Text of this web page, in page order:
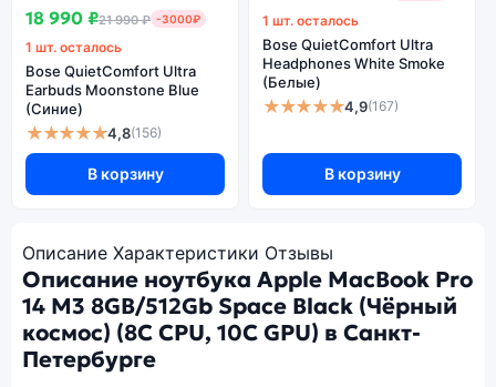
18 990 ₽21 990 ₽ -3000₽
1 шт. осталось
Bose QuietComfort Ultra
Earbuds Moonstone Blue
(Синие)
★★★★★4,8(156)
В корзину
1 шт. осталось
Bose QuietComfort Ultra
Headphones White Smoke
(Белые)
★★★★★4,9(167)
В корзину
Описание Характеристики Отзывы
Описание ноутбука Apple MacBook Pro
14 M3 8GB/512Gb Space Black (Чёрный
космос) (8C CPU, 10C GPU) в Санкт-
Петербурге